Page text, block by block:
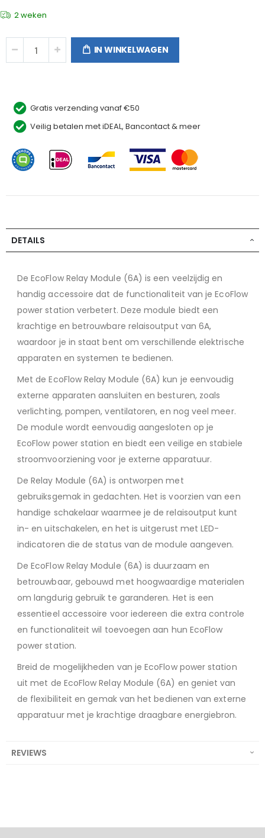
2 weken
IN WINKELWAGEN
Gratis verzending vanaf €50
Veilig betalen met iDEAL, Bancontact & meer
DETAILS
De EcoFlow Relay Module (6A) is een veelzijdig en
handig accessoire dat de functionaliteit van je EcoFlow
power station verbetert. Deze module biedt een
krachtige en betrouwbare relaisoutput van 6A,
waardoor je in staat bent om verschillende elektrische
apparaten en systemen te bedienen.
Met de EcoFlow Relay Module (6A) kun je eenvoudig
externe apparaten aansluiten en besturen, zoals
verlichting, pompen, ventilatoren, en nog veel meer.
De module wordt eenvoudig aangesloten op je
EcoFlow power station en biedt een veilige en stabiele
stroomvoorziening voor je externe apparatuur.
De Relay Module (6A) is ontworpen met
gebruiksgemak in gedachten. Het is voorzien van een
handige schakelaar waarmee je de relaisoutput kunt
in- en uitschakelen, en het is uitgerust met LED-
indicatoren die de status van de module aangeven.
De EcoFlow Relay Module (6A) is duurzaam en
betrouwbaar, gebouwd met hoogwaardige materialen
om langdurig gebruik te garanderen. Het is een
essentieel accessoire voor iedereen die extra controle
en functionaliteit wil toevoegen aan hun EcoFlow
power station.
Breid de mogelijkheden van je EcoFlow power station
uit met de EcoFlow Relay Module (6A) en geniet van
de flexibiliteit en gemak van het bedienen van externe
apparatuur met je krachtige draagbare energiebron.
REVIEWS